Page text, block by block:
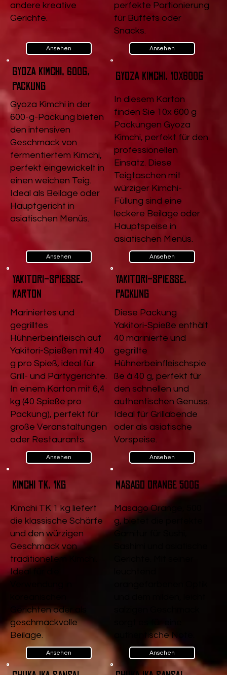
andere kreative
Gerichte.
Ansehen
perfekte Portionierung
für Buffets oder
Snacks.
Ansehen
Gyoza Kimchi, 600g,
Packung
Gyoza Kimchi in der
600-g-Packung bieten
den intensiven
Geschmack von
fermentiertem Kimchi,
perfekt eingewickelt in
einen weichen Teig.
Ideal als Beilage oder
Hauptgericht in
asiatischen Menüs.
Ansehen
Gyoza Kimchi, 10x600g
In diesem Karton
finden Sie 10x 600 g
Packungen Gyoza
Kimchi, perfekt für den
professionellen
Einsatz. Diese
Teigtaschen mit
würziger Kimchi-
Füllung sind eine
leckere Beilage oder
Hauptspeise in
asiatischen Menüs.
Ansehen
Yakitori-Spieße,
Karton
Mariniertes und
gegrilltes
Hühnerbeinfleisch auf
Yakitori-Spießen mit 40
g pro Spieß, ideal für
Grill- und Partygerichte.
In einem Karton mit 6,4
kg (40 Spieße pro
Packung), perfekt für
große Veranstaltungen
oder Restaurants.
Ansehen
Yakitori-Spieße,
Packung
Diese Packung
Yakitori-Spieße enthält
40 marinierte und
gegrillte
Hühnerbeinfleischspie
ße à 40 g, perfekt für
den schnellen und
authentischen Genuss.
Ideal für Grillabende
oder als asiatische
Vorspeise.
Ansehen
Kimchi TK, 1kg
Kimchi TK 1 kg liefert
die klassische Schärfe
und den würzigen
Geschmack von
traditionellem Kimchi.
Ideal für die
Gerichten oder als
geschmackvolle
Beilage.
Ansehen
Masago Orange 500g
Masago Orange, 500
g, bietet die perfekte
Garnitur für Sushi,
authentische Note.
Ansehen